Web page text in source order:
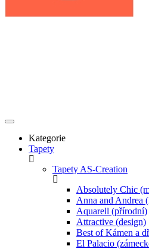
Kategorie
Tapety
Tapety AS-Creation
Absolutely Chic
Anna and Andrea
Aquarell (přírodní)
Attractive (design)
Best of Kámen a
El Palacio